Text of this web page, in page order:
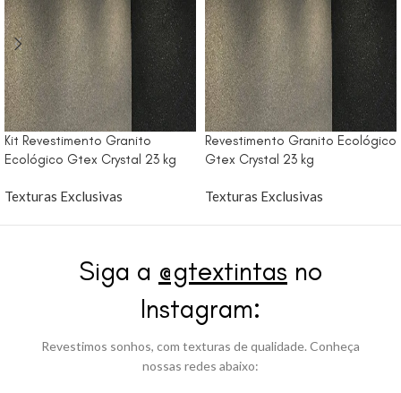
Kit Revestimento Granito
Ecológico Gtex Crystal 23 kg
Texturas Exclusivas
Revestimento Granito Ecológico
Gtex Crystal 23 kg
Texturas Exclusivas
Siga a @gtextintas no
Instagram:
Revestimos sonhos, com texturas de qualidade. Conheça
nossas redes abaixo: